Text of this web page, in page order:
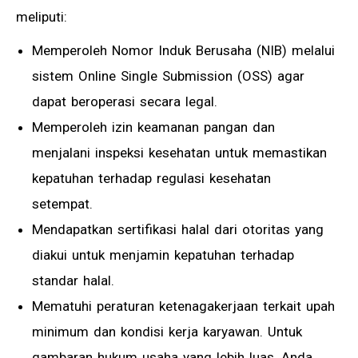
meliputi:
Memperoleh Nomor Induk Berusaha (NIB) melalui
sistem Online Single Submission (OSS) agar
dapat beroperasi secara legal.
Memperoleh izin keamanan pangan dan
menjalani inspeksi kesehatan untuk memastikan
kepatuhan terhadap regulasi kesehatan
setempat.
Mendapatkan sertifikasi halal dari otoritas yang
diakui untuk menjamin kepatuhan terhadap
standar halal.
Mematuhi peraturan ketenagakerjaan terkait upah
minimum dan kondisi kerja karyawan. Untuk